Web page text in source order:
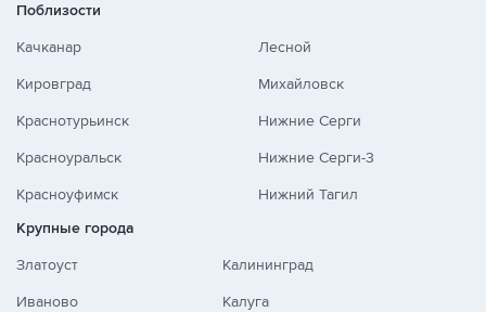
Поблизости
Качканар
Кировград
Краснотурьинск
Красноуральск
Красноуфимск
Лесной
Михайловск
Нижние Серги
Нижние Серги-3
Нижний Тагил
Крупные города
Златоуст
Иваново
Калининград
Калуга